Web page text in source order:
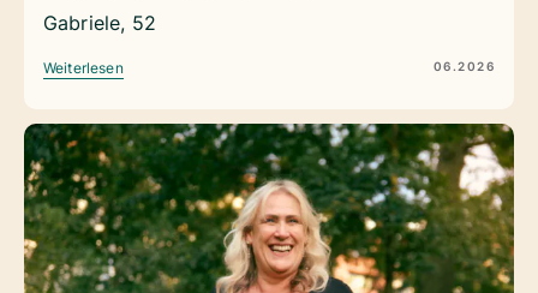
Gabriele, 52
Weiterlesen 06.2026